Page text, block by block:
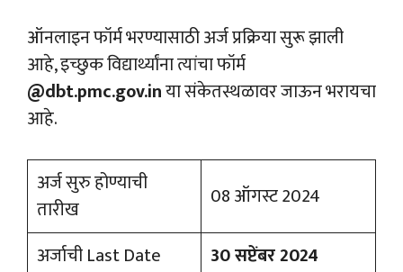
ऑनलाइन फॉर्म भरण्यासाठी अर्ज प्रक्रिया सुरू झाली
आहे, इच्छुक विद्यार्थ्यांना त्यांचा फॉर्म
@dbt.pmc.gov.inया संकेतस्थळावर जाऊन भरायचा
आहे.
अर्ज सुरु होण्याची
तारीख
08 ऑगस्ट 2024
अर्जाची Last Date
30 सप्टेंबर 2024